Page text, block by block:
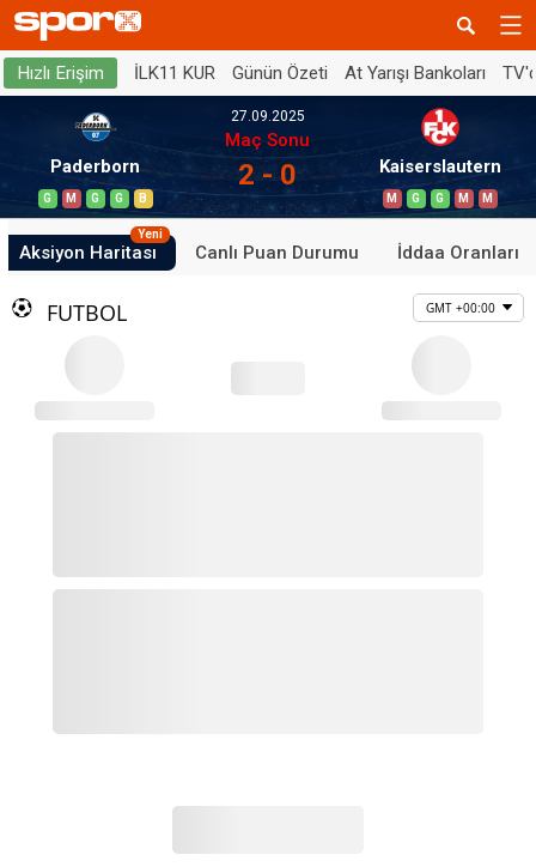
Hızlı Erişim İLK11 KUR Günün Özeti At Yarışı Bankoları
Paderborn
G M G G B
27.09.2025
Maç Sonu
2 - 0 Kaiserslautern
M G G M M
Aksiyon Haritası
Yeni
Canlı Puan Durumu İddaa Oranları
FUTBOL GMT +00:00